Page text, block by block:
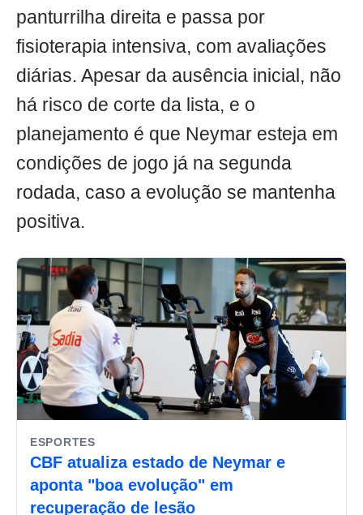
panturrilha direita e passa por
fisioterapia intensiva, com avaliações
diárias. Apesar da ausência inicial, não
há risco de corte da lista, e o
planejamento é que Neymar esteja em
condições de jogo já na segunda
rodada, caso a evolução se mantenha
positiva.
ESPORTES
CBF atualiza estado de Neymar e
aponta "boa evolução" em
recuperação de lesão